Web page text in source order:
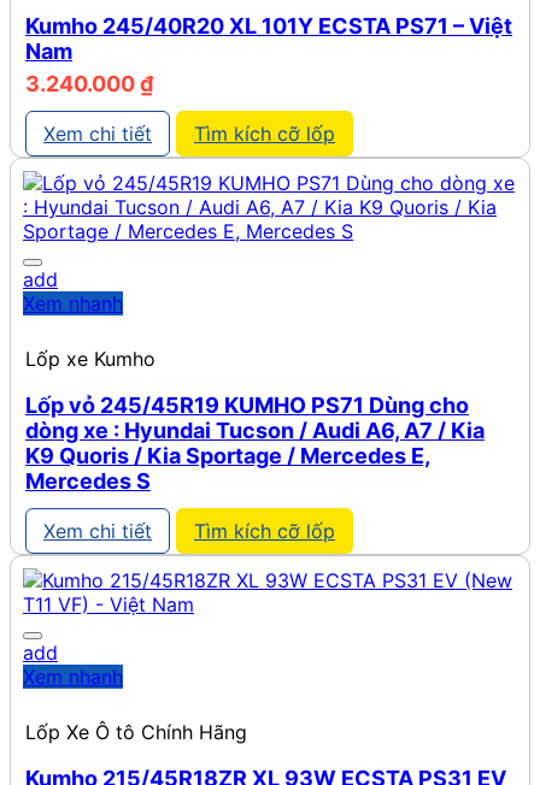
Kumho 245/40R20 XL 101Y ECSTA PS71 – Việt
Nam
3.240.000₫
Xem chi tiết Tìm kích cỡ lốp
add
Xem nhanh
Lốp xe Kumho
Lốp vỏ 245/45R19 KUMHO PS71 Dùng cho
dòng xe : Hyundai Tucson / Audi A6, A7 / Kia
K9 Quoris / Kia Sportage / Mercedes E,
Mercedes S
Xem chi tiết Tìm kích cỡ lốp
add
Xem nhanh
Lốp Xe Ô tô Chính Hãng
Kumho 215/45R18ZR XL 93W ECSTA PS31 EV